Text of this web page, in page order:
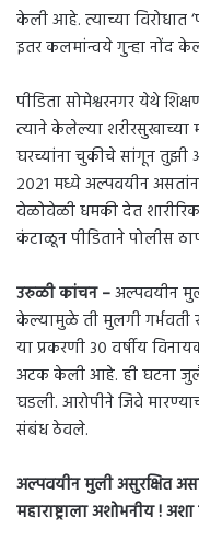
केली आहे. त्याच्या विरोधात
इतर कलमांन्वये गुन्हा नोंद
पीडिता सोमेश्वरनगर येथे
त्याने केलेल्या शरीरसुखाच्या
घरच्यांना चुकीचे सांगून तुझी
२०२१ मध्ये अल्पवयीन
वेळोवेळी धमकी देत
कंटाळून पीडिताने पोलीस
उरुळी कांचन –अल्पवयीन
केल्यामुळे ती मुलगी गर्भवती
या प्रकरणी ३० वर्षीय
अटक केली आहे. ही घटना जुलै
घडली. आरोपीने जिवे
संबंध ठेवले.
अल्पवयीन मुली असुरक्षित
महाराष्ट्राला अशोभनीय !